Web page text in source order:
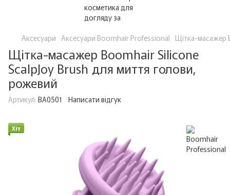
Аксесуари Аксесуари Boomhair Professional Щітка-масажер
Щітка-масажер Boomhair Silicone
ScalpJoy Brush для миття голови,
рожевий
Артикул: BA0501 Написати відгук
Хіт